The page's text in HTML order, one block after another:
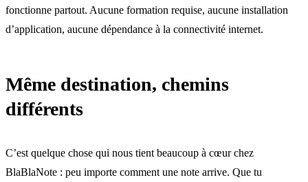
fonctionne partout. Aucune formation requise, aucune installation
d’application, aucune dépendance à la connectivité internet.
Même destination, chemins
différents
C’est quelque chose qui nous tient beaucoup à cœur chez
BlaBlaNote : peu importe comment une note arrive. Que tu